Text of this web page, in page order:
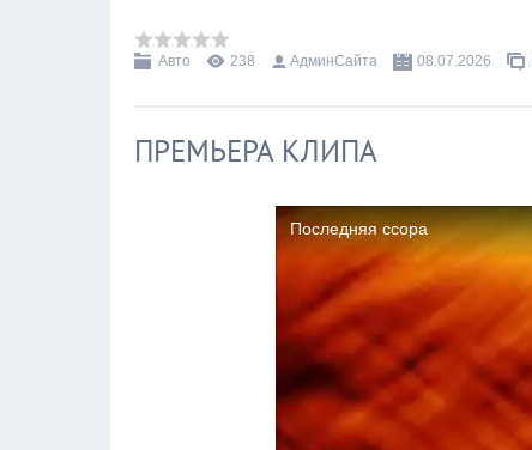
Авто 238 АдминСайта 08.07.2026
ПРЕМЬЕРА КЛИПА